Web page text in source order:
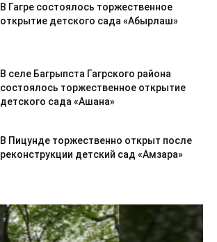
В Гагре состоялось торжественное
открытие детского сада «Абырлаш»
В селе Багрыпста Гагрского района
состоялось торжественное открытие
детского сада «Ашана»
В Пицунде торжественно открыт после
реконструкции детский сад «Амзара»